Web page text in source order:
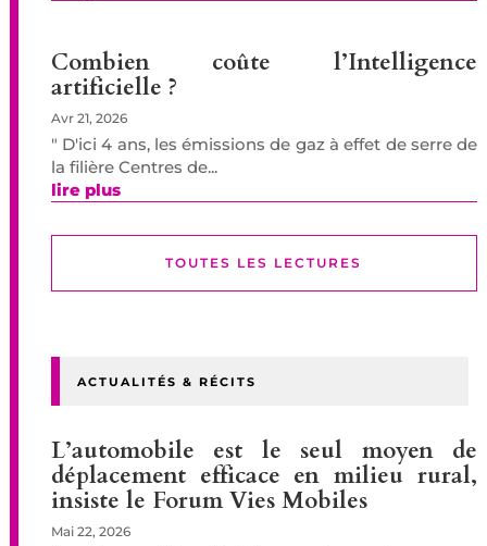
Combien coûte l’Intelligence
artificielle ?
Avr 21, 2026
" D'ici 4 ans, les émissions de gaz à effet de serre de
la filière Centres de...
lire plus
TOUTES LES LECTURES
ACTUALITÉS & RÉCITS
L’automobile est le seul moyen de
déplacement efficace en milieu rural,
insiste le Forum Vies Mobiles
Mai 22, 2026